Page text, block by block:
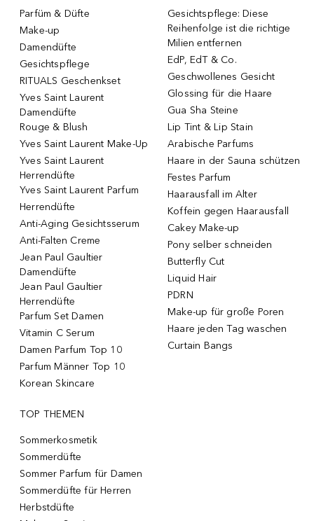
Parfüm & Düfte
Make-up
Damendüfte
Gesichtspflege
RITUALS Geschenkset
Yves Saint Laurent
Damendüfte
Rouge & Blush
Yves Saint Laurent Make-Up
Yves Saint Laurent
Herrendüfte
Yves Saint Laurent Parfum
Herrendüfte
Anti-Aging Gesichtsserum
Anti-Falten Creme
Jean Paul Gaultier
Damendüfte
Jean Paul Gaultier
Herrendüfte
Parfum Set Damen
Vitamin C Serum
Damen Parfum Top 10
Parfum Männer Top 10
Korean Skincare
Gesichtspflege: Diese
Reihenfolge ist die richtige
Milien entfernen
EdP, EdT & Co.
Geschwollenes Gesicht
Glossing für die Haare
Gua Sha Steine
Lip Tint & Lip Stain
Arabische Parfums
Haare in der Sauna schützen
Festes Parfum
Haarausfall im Alter
Koffein gegen Haarausfall
Cakey Make-up
Pony selber schneiden
Butterfly Cut
Liquid Hair
PDRN
Make-up für große Poren
Haare jeden Tag waschen
Curtain Bangs
TOP THEMEN
Sommerkosmetik
Sommerdüfte
Sommer Parfum für Damen
Sommerdüfte für Herren
Herbstdüfte